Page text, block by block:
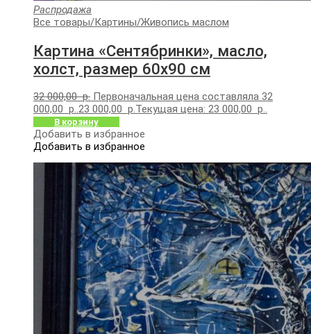
Распродажа
Все товары/Картины/Живопись маслом
Картина «Сентябринки», масло,
холст, размер 60х90 см
32 000,00р. Первоначальная цена составляла 32
000,00 р..23 000,00 р.Текущая цена: 23 000,00 р..
В корзину
Добавить в избранное
Добавить в избранное